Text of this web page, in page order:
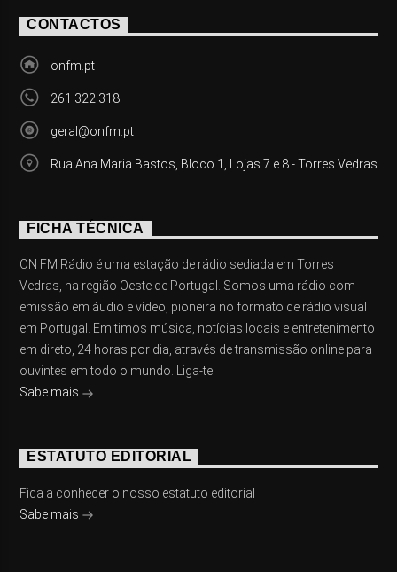
CONTACTOS
onfm.pt
261 322 318
geral@onfm.pt
Rua Ana Maria Bastos, Bloco 1, Lojas 7 e 8 - Torres Vedras
FICHA TÉCNICA
ON FM Rádio é uma estação de rádio sediada em Torres
Vedras, na região Oeste de Portugal. Somos uma rádio com
emissão em áudio e vídeo, pioneira no formato de rádio visual
em Portugal. Emitimos música, notícias locais e entretenimento
em direto, 24 horas por dia, através de transmissão online para
ouvintes em todo o mundo. Liga-te!
Sabe mais
ESTATUTO EDITORIAL
Fica a conhecer o nosso estatuto editorial
Sabe mais